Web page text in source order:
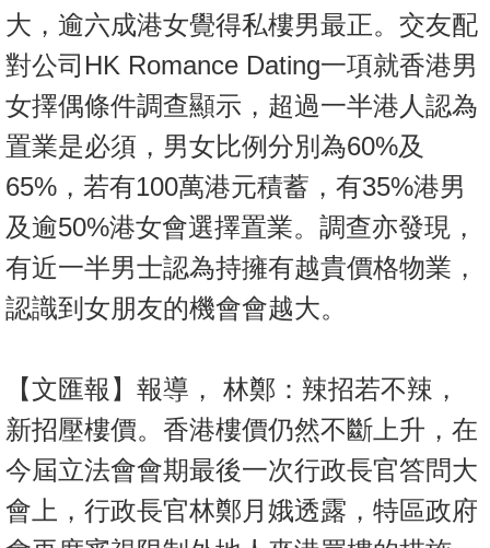
大，逾六成港女覺得私樓男最正。交友配
對公司HK Romance Dating一項就香港男
女擇偶條件調查顯示，超過一半港人認為
置業是必須，男女比例分別為60%及
65%，若有100萬港元積蓄，有35%港男
及逾50%港女會選擇置業。調查亦發現，
有近一半男士認為持擁有越貴價格物業，
認識到女朋友的機會會越大。
【文匯報】報導， 林鄭：辣招若不辣，
新招壓樓價。香港樓價仍然不斷上升，在
今屆立法會會期最後一次行政長官答問大
會上，行政長官林鄭月娥透露，特區政府